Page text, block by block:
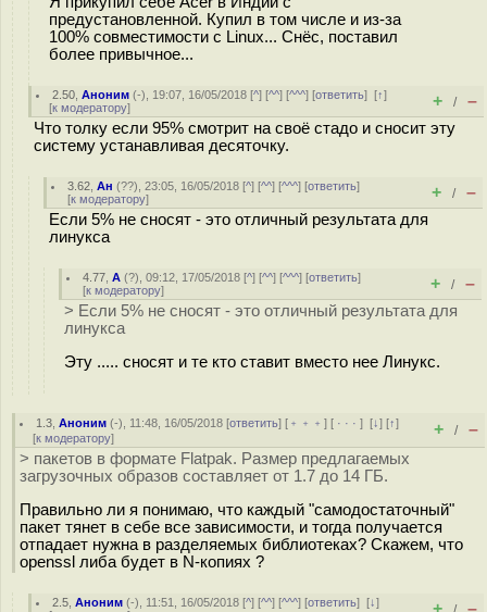
предустановленной. Купил в том числе и из-за
100% совместимости с Linux... Снёс, поставил
более привычное...
2.50 ,Аноним (-), 19:07, 16/05/2018 [^] [^^] [^^^] [ответить][↑]
[к модератору] + / –
Что толку если 95% смотрит на своё стадо и сносит эту
систему устанавливая десяточку.
3.62 ,Ан (??), 23:05, 16/05/2018 [^] [^^] [^^^] [ответить]
[к модератору] + / –
Если 5% не сносят - это отличный результата для
линукса
4.77 ,A (?), 09:12, 17/05/2018 [^] [^^] [^^^] [ответить]
[к модератору] + / –
> Если 5% не сносят - это отличный результата для
линукса
Эту ..... сносят и те кто ставит вместо нее Линукс.
1.3 ,Аноним (-), 11:48, 16/05/2018 [ответить] [ ﹢﹢﹢] [ · · ·][↓] [↑]
[к модератору] + / –
> пакетов в формате Flatpak. Размер предлагаемых
загрузочных образов составляет от 1.7 до 14 ГБ.
Правильно ли я понимаю, что каждый "самодостаточный"
пакет тянет в себе все зависимости, и тогда получается
отпадает нужна в разделяемых библиотеках? Скажем, что
openssl либа будет в N-копиях ?
2.5 ,Аноним (-), 11:51, 16/05/2018 [^] [^^] [^^^] [ответить][↓]
+ –